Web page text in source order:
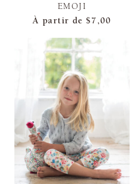
EMOJI
À partir de $7,00